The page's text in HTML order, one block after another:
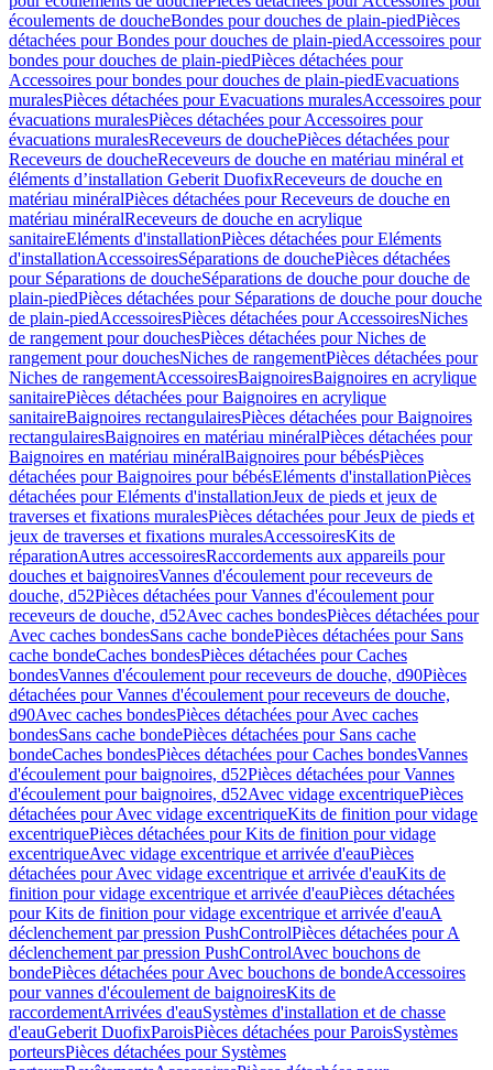
écoulements de doucheBondes pour douches de plain-piedPièces
détachées pour Bondes pour douches de plain-piedAccessoires pour
bondes pour douches de plain-piedPièces détachées pour
Accessoires pour bondes pour douches de plain-piedEvacuations
muralesPièces détachées pour Evacuations muralesAccessoires pour
évacuations muralesPièces détachées pour Accessoires pour
évacuations muralesReceveurs de douchePièces détachées pour
Receveurs de doucheReceveurs de douche en matériau minéral et
éléments d’installation Geberit DuofixReceveurs de douche en
matériau minéralPièces détachées pour Receveurs de douche en
matériau minéralReceveurs de douche en acrylique
sanitaireEléments d'installationPièces détachées pour Eléments
d'installationAccessoiresSéparations de douchePièces détachées
pour Séparations de doucheSéparations de douche pour douche de
plain-piedPièces détachées pour Séparations de douche pour douche
de plain-piedAccessoiresPièces détachées pour AccessoiresNiches
de rangement pour douchesPièces détachées pour Niches de
rangement pour douchesNiches de rangementPièces détachées pour
Niches de rangementAccessoiresBaignoiresBaignoires en acrylique
sanitairePièces détachées pour Baignoires en acrylique
sanitaireBaignoires rectangulairesPièces détachées pour Baignoires
rectangulairesBaignoires en matériau minéralPièces détachées pour
Baignoires en matériau minéralBaignoires pour bébésPièces
détachées pour Baignoires pour bébésEléments d'installationPièces
détachées pour Eléments d'installationJeux de pieds et jeux de
traverses et fixations muralesPièces détachées pour Jeux de pieds et
jeux de traverses et fixations muralesAccessoiresKits de
réparationAutres accessoiresRaccordements aux appareils pour
douches et baignoiresVannes d'écoulement pour receveurs de
douche, d52Pièces détachées pour Vannes d'écoulement pour
receveurs de douche, d52Avec caches bondesPièces détachées pour
Avec caches bondesSans cache bondePièces détachées pour Sans
cache bondeCaches bondesPièces détachées pour Caches
bondesVannes d'écoulement pour receveurs de douche, d90Pièces
détachées pour Vannes d'écoulement pour receveurs de douche,
d90Avec caches bondesPièces détachées pour Avec caches
bondesSans cache bondePièces détachées pour Sans cache
bondeCaches bondesPièces détachées pour Caches bondesVannes
d'écoulement pour baignoires, d52Pièces détachées pour Vannes
d'écoulement pour baignoires, d52Avec vidage excentriquePièces
détachées pour Avec vidage excentriqueKits de finition pour vidage
excentriquePièces détachées pour Kits de finition pour vidage
excentriqueAvec vidage excentrique et arrivée d'eauPièces
détachées pour Avec vidage excentrique et arrivée d'eauKits de
finition pour vidage excentrique et arrivée d'eauPièces détachées
pour Kits de finition pour vidage excentrique et arrivée d'eauA
déclenchement par pression PushControlPièces détachées pour A
déclenchement par pression PushControlAvec bouchons de
bondePièces détachées pour Avec bouchons de bondeAccessoires
pour vannes d'écoulement de baignoiresKits de
raccordementArrivées d'eauSystèmes d'installation et de chasse
d'eauGeberit DuofixParoisPièces détachées pour ParoisSystèmes
porteursPièces détachées pour Systèmes